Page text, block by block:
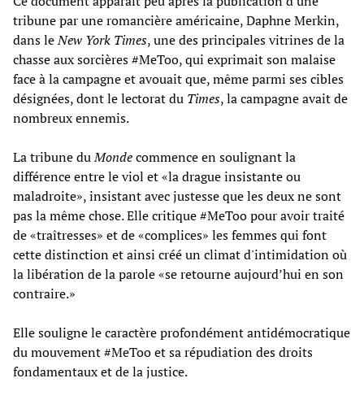
tribune par une romancière américaine, Daphne Merkin,
dans leNew York Times, une des principales vitrines de la
chasse aux sorcières #MeToo, qui exprimait son malaise
face à la campagne et avouait que, même parmi ses cibles
désignées, dont le lectorat du Times, la campagne avait de
nombreux ennemis.
La tribune duMondecommence en soulignant la
différence entre le viol et «la drague insistante ou
maladroite», insistant avec justesse que les deux ne sont
pas la même chose. Elle critique #MeToo pour avoir traité
de «traîtresses» et de «complices» les femmes qui font
cette distinction et ainsi créé un climat d'intimidation où
la libération de la parole «se retourne aujourd’hui en son
contraire.»
Elle souligne le caractère profondément antidémocratique
du mouvement #MeToo et sa répudiation des droits
fondamentaux et de la justice.